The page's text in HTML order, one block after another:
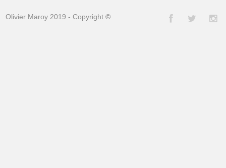
Olivier Maroy 2019 - Copyright©